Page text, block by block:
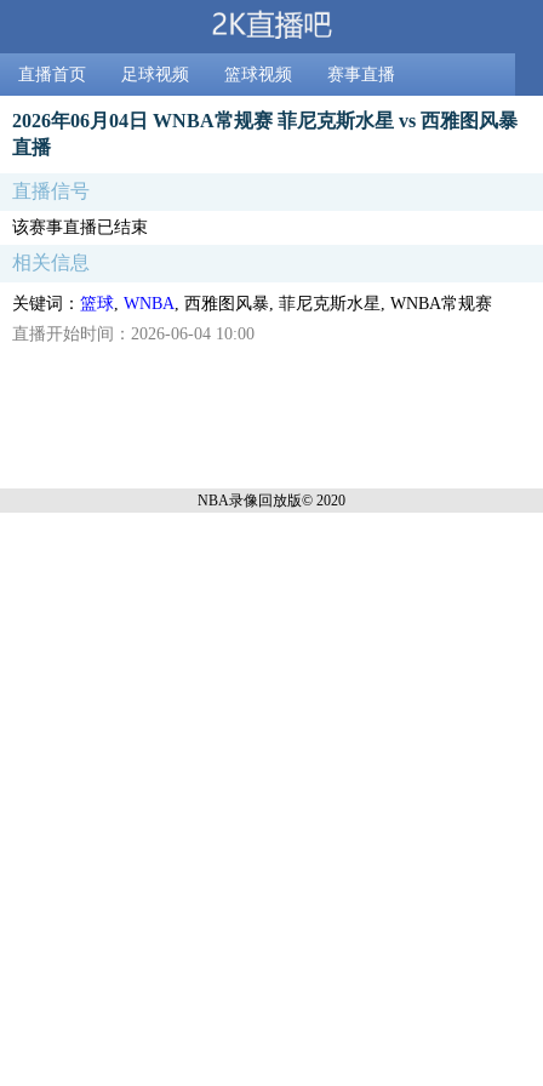
直播首页 足球视频 篮球视频 赛事直播
2026年06月04日 WNBA常规赛 菲尼克斯水星 vs 西雅图风暴
直播
直播信号
该赛事直播已结束
相关信息
关键词： 篮球 WNBA , 西雅图风暴, 菲尼克斯水星, WNBA常规赛
直播开始时间：2026-06-04 10:00
NBA录像回放版© 2020